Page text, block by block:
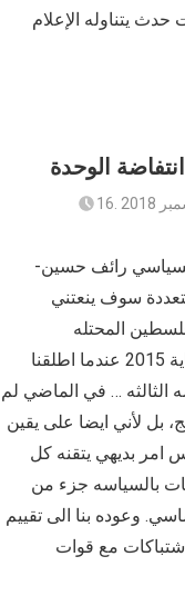
يتناوله الإعلام
الوحدة
2018
مقال بصفحة 79 الكاتب والمحلل والباحث السياسي رائف حسين‪-
سوف ينعتني
المحتله
بالانتفاضة الرابعه … هذا ما حصل ايضا في نهاية 2015 عندما اطلقنا
الثالثه … في الماضي لم
بل لأني ايضا على يقين
امر بديهي يتقنه كل
بالسياسه جزء من
وعوده بنا الى تقييم
مع قوات